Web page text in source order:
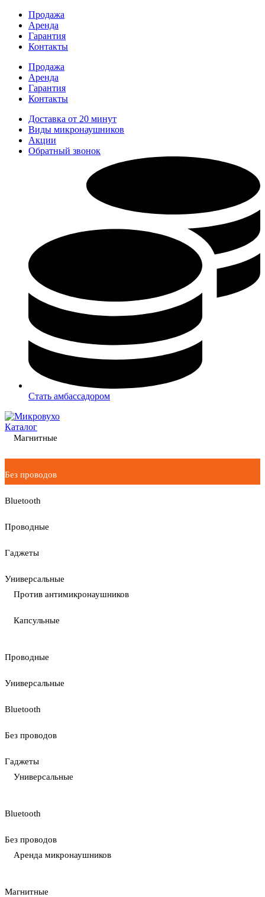
Перейти
содержимому
Продажа
Аренда
Гарантия
Контакты
Продажа
Аренда
Гарантия
Контакты
Доставка от 20 минут
Виды микронаушников
Акции
Обратный звонок
Стать амбассадором
Каталог
Магнитные
Без проводов
Bluetooth
Проводные
Гаджеты
Универсальные
Против антимикронаушников
Капсульные
Проводные
Универсальные
Bluetooth
Без проводов
Гаджеты
Универсальные
Bluetooth
Без проводов
Аренда микронаушников
Магнитные